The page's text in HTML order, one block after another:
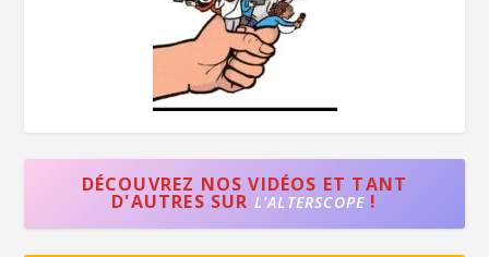
DÉCOUVREZ NOS VIDÉOS ET TANT
D'AUTRES SUR L'ALTERSCOPE !